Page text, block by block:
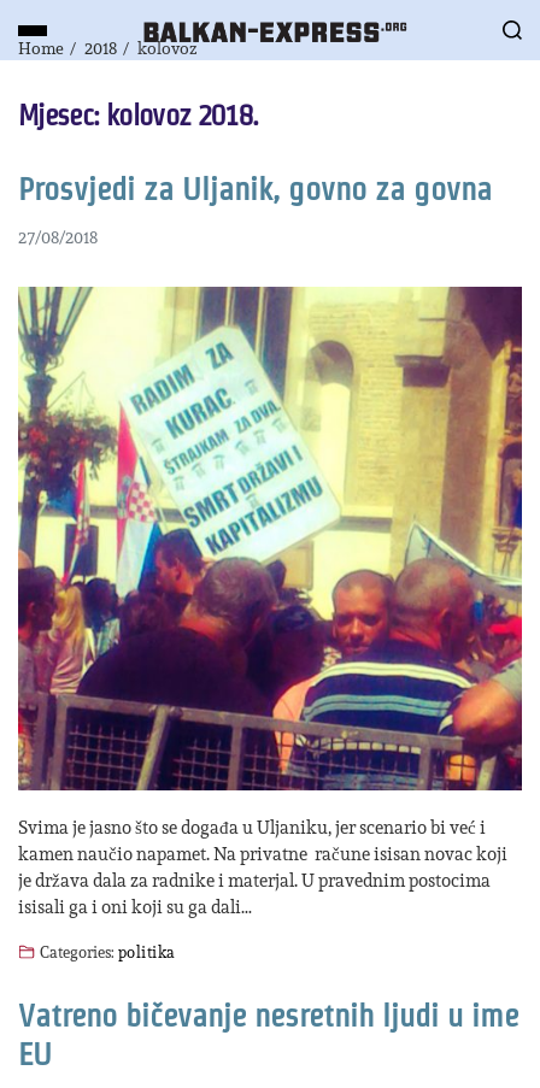
Home 2018 kolovoz
Mjesec: kolovoz 2018.
Prosvjedi za Uljanik, govno za govna
27/08/2018
Svima je jasno što se događa u Uljaniku, jer scenario bi već i
kamen naučio napamet. Na privatne račune isisan novac koji
je država dala za radnike i materjal. U pravednim postocima
isisali ga i oni koji su ga dali…
Categories:politika
Vatreno bičevanje nesretnih ljudi u ime
EU